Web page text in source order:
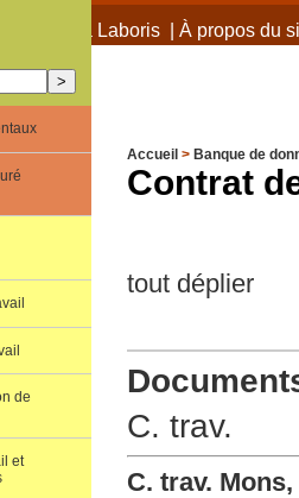
de Terra Laboris| À propos du
Accueil > Banque de
Contrat
tout déplier
C. trav.
C. trav.
de
et